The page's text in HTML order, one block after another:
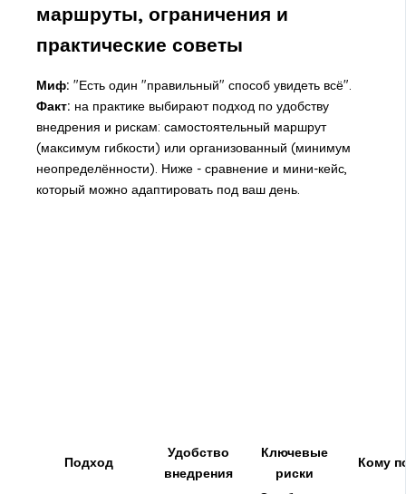
маршруты, ограничения и
практические советы
Миф: "Есть один "правильный" способ увидеть всё".
Факт: на практике выбирают подход по удобству
внедрения и рискам: самостоятельный маршрут
(максимум гибкости) или организованный (минимум
неопределённости). Ниже - сравнение и мини-кейс,
который можно адаптировать под ваш день.
Подход
Удобство
внедрения
Ключевые
риски
Кому